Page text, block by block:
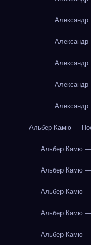
Альбер Камю —
Альбер Камю
Альбер Камю
Альбер Камю
Альбер Камю
Альбер Камю